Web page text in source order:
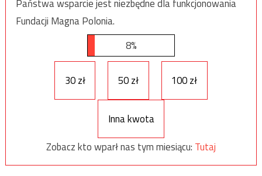
Państwa wsparcie jest niezbędne dla funkcjonowania
Fundacji Magna Polonia.
8%
30 zł 50 zł 100 zł
Inna kwota
Zobacz kto wparł nas tym miesiącu: Tutaj